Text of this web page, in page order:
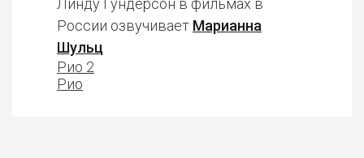
Линду Гундерсон в фильмах в
России озвучивает Марианна
Шульц
Рио 2
Рио